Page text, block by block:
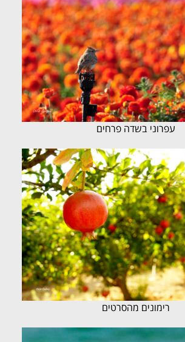
עפרוני בשדה פרחים
רימונים מהסרטים